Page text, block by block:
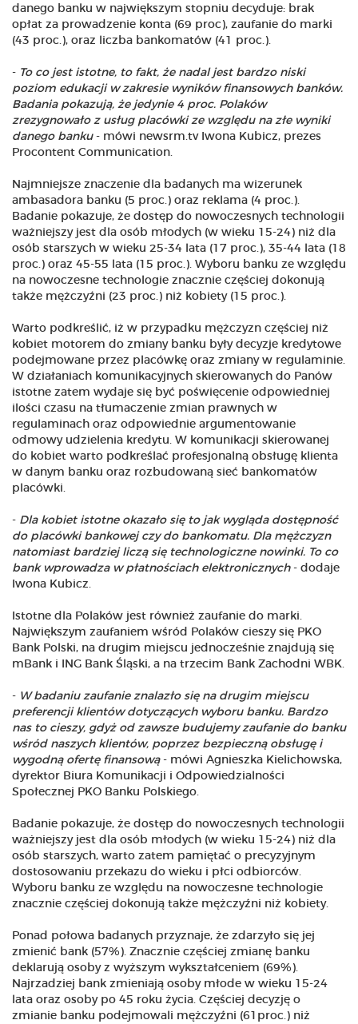
danego banku w największym stopniu decyduje: brak
opłat za prowadzenie konta (69 proc), zaufanie do marki
(43 proc.), oraz liczba bankomatów (41 proc.).
- To co jest istotne, to fakt, że nadal jest bardzo niski
poziom edukacji w zakresie wyników finansowych banków.
Badania pokazują, że jedynie 4 proc. Polaków
zrezygnowało z usług placówki ze względu na złe wyniki
danego banku- mówi newsrm.tv Iwona Kubicz, prezes
Procontent Communication.
Najmniejsze znaczenie dla badanych ma wizerunek
ambasadora banku (5 proc.) oraz reklama (4 proc.).
Badanie pokazuje, że dostęp do nowoczesnych technologii
ważniejszy jest dla osób młodych (w wieku 15-24) niż dla
osób starszych w wieku 25-34 lata (17 proc.), 35-44 lata (18
proc.) oraz 45-55 lata (15 proc.). Wyboru banku ze względu
na nowoczesne technologie znacznie częściej dokonują
także mężczyźni (23 proc.) niż kobiety (15 proc.).
Warto podkreślić, iż w przypadku mężczyzn częściej niż
kobiet motorem do zmiany banku były decyzje kredytowe
podejmowane przez placówkę oraz zmiany w regulaminie.
W działaniach komunikacyjnych skierowanych do Panów
istotne zatem wydaje się być poświęcenie odpowiedniej
ilości czasu na tłumaczenie zmian prawnych w
regulaminach oraz odpowiednie argumentowanie
odmowy udzielenia kredytu. W komunikacji skierowanej
do kobiet warto podkreślać profesjonalną obsługę klienta
w danym banku oraz rozbudowaną sieć bankomatów
placówki.
- Dla kobiet istotne okazało się to jak wygląda dostępność
do placówki bankowej czy do bankomatu. Dla mężczyzn
natomiast bardziej liczą się technologiczne nowinki. To co
bank wprowadza w płatnościach elektronicznych- dodaje
Iwona Kubicz.
Istotne dla Polaków jest również zaufanie do marki.
Największym zaufaniem wśród Polaków cieszy się PKO
Bank Polski, na drugim miejscu jednocześnie znajdują się
mBank i ING Bank Śląski, a na trzecim Bank Zachodni WBK.
- W badaniu zaufanie znalazło się na drugim miejscu
preferencji klientów dotyczących wyboru banku. Bardzo
nas to cieszy, gdyż od zawsze budujemy zaufanie do banku
wśród naszych klientów, poprzez bezpieczną obsługę i
wygodną ofertę finansową- mówi Agnieszka Kielichowska,
dyrektor Biura Komunikacji i Odpowiedzialności
Społecznej PKO Banku Polskiego.
Badanie pokazuje, że dostęp do nowoczesnych technologii
ważniejszy jest dla osób młodych (w wieku 15-24) niż dla
osób starszych, warto zatem pamiętać o precyzyjnym
dostosowaniu przekazu do wieku i płci odbiorców.
Wyboru banku ze względu na nowoczesne technologie
znacznie częściej dokonują także mężczyźni niż kobiety.
Ponad połowa badanych przyznaje, że zdarzyło się jej
zmienić bank (57%). Znacznie częściej zmianę banku
deklarują osoby z wyższym wykształceniem (69%).
Najrzadziej bank zmieniają osoby młode w wieku 15-24
lata oraz osoby po 45 roku życia. Częściej decyzję o
zmianie banku podejmowali mężczyźni (61proc.) niż